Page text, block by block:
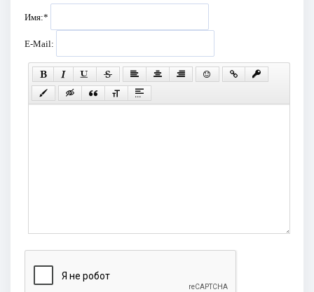
Имя:*
E-Mail: